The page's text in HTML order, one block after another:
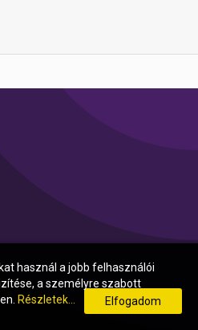
használ a jobb felhasználói
a személyre szabott
Részletek... Elfogadom